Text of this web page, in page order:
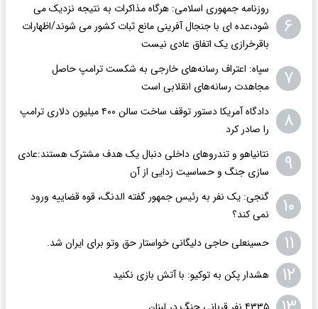
۶
روزنامه جمهوری اسلامی: هرگاه مذاکرات به نتیجه نزدیک می
شود،عده ای با جنجال آفرینی مانع ثبات کشور می شوند/اظهارات
باقرخرازی یک اتفاق عادی نیست
۷
سپاه: اعتراف رسانه‌های خارجی به شکست ترامپ حاصل
مجاهدت رسانه‌های انقلابی است
۸
دادگاه آمریکا دستور توقف ساخت سالن ۴۰۰ میلیون دلاری ترامپ
را صادر کرد
۹
نتانیاهو و تندروهای داخلی دنبال یک هدف مشترک هستند:عادی
سازی جنگ و حساسیت زدایی از آن
۱۰
گنجی: یک نفر به رئیس جمهور گفته الدنگ، قوه قضاییه ورود
نمی کند؟
۱۱ حسینعلی حاجی دلیگانی خواستار حق وتو برای ایران شد.
۱۲ هشدار پکن به توکیو: با آتش بازی نکنید